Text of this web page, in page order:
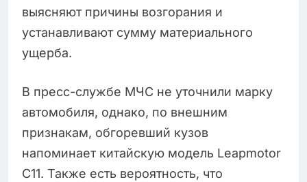
выясняют причины возгорания и
устанавливают сумму материального
ущерба.
В пресс-службе МЧС не уточнили марку
автомобиля, однако, по внешним
признакам, обгоревший кузов
напоминает китайскую модель Leapmotor
C11. Также есть вероятность, что